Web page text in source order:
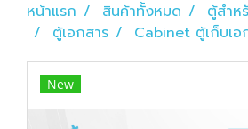
หน้าแรก สินค้าทั้งหมด
ตู้สำห
ตู้เอกสาร
Cabinet ตู้เก็บเอ
New